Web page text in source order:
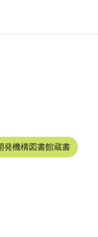
発機構図書館蔵書